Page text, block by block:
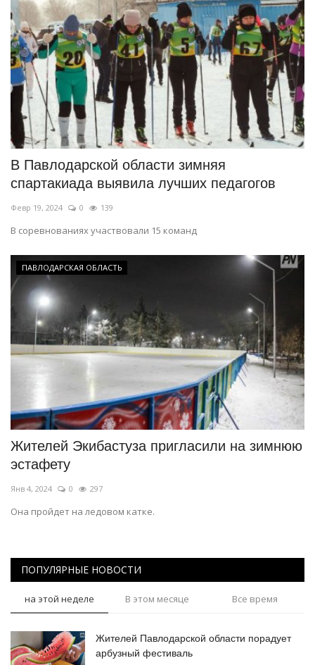
В Павлодарской области зимняя
спартакиада выявила лучших педагогов
Февр 19, 2024 0 139
В соревнованиях участвовали 15 команд
ПАВЛОДАРСКАЯ ОБЛАСТЬ
Жителей Экибастуза пригласили на зимнюю
эстафету
Янв 4, 2024 0 297
Она пройдет на ледовом катке.
ПОПУЛЯРНЫЕ НОВОСТИ
на этой неделе В этом месяце Все время
Жителей Павлодарской области порадует
арбузный фестиваль